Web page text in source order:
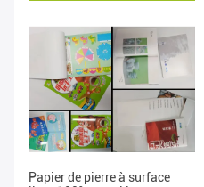
Papier de pierre à surface